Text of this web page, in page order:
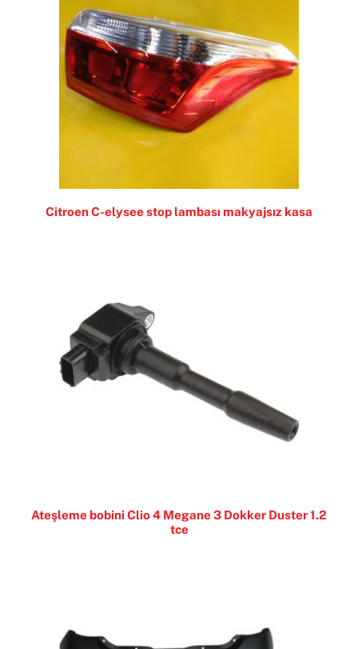
Citroen C-elysee stop lambası makyajsız kasa
Ateşleme bobini Clio 4 Megane 3 Dokker Duster 1.2
tce